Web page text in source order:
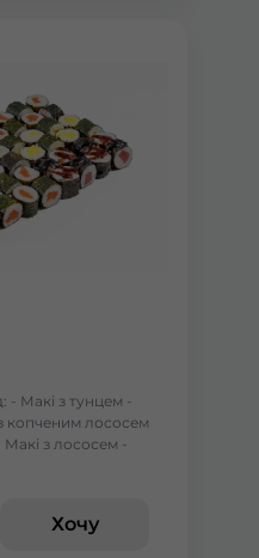
- Макі з тунцем -
копченим лососем
Макі з лососем -
Хочу